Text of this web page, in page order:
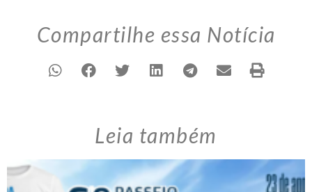
Compartilhe essa Notícia
Leia também